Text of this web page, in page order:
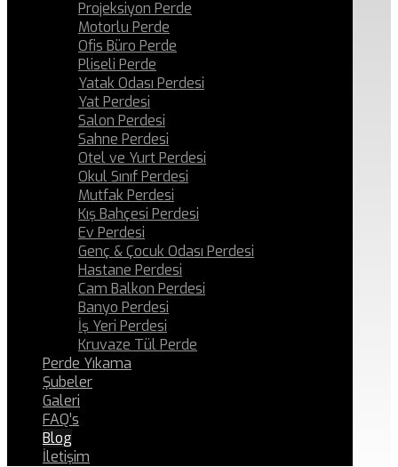
Projeksiyon Perde
Motorlu Perde
Ofis Büro Perde
Pliseli Perde
Yatak Odası Perdesi
Yat Perdesi
Salon Perdesi
Sahne Perdesi
Otel ve Yurt Perdesi
Okul Sınıf Perdesi
Mutfak Perdesi
Kış Bahçesi Perdesi
Ev Perdesi
Genç & Çocuk Odası Perdesi
Hastane Perdesi
Cam Balkon Perdesi
Banyo Perdesi
İş Yeri Perdesi
Kruvaze Tül Perde
Perde Yıkama
Şubeler
Galeri
FAQ’s
Blog
İletişim